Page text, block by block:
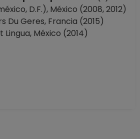
Extranjeros
Desde 01-01-2008
(fecha inicial de
D.F.), México (2008, 2012)
Du Geres, Francia (2015)
Lingua, México (2014)